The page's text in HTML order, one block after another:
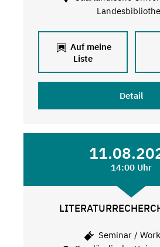
Auf meine
Liste
Detail
14:00 Uhr
Seminar /